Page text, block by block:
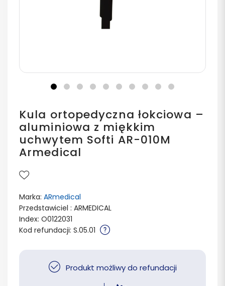
Kula ortopedyczna łokciowa –
aluminiowa z miękkim
uchwytem Softi AR-010M
Armedical
Marka: ARmedical
Przedstawiciel : ARMEDICAL
Index: O0122031
Kod refundacji: S.05.01
Produkt możliwy do refundacji